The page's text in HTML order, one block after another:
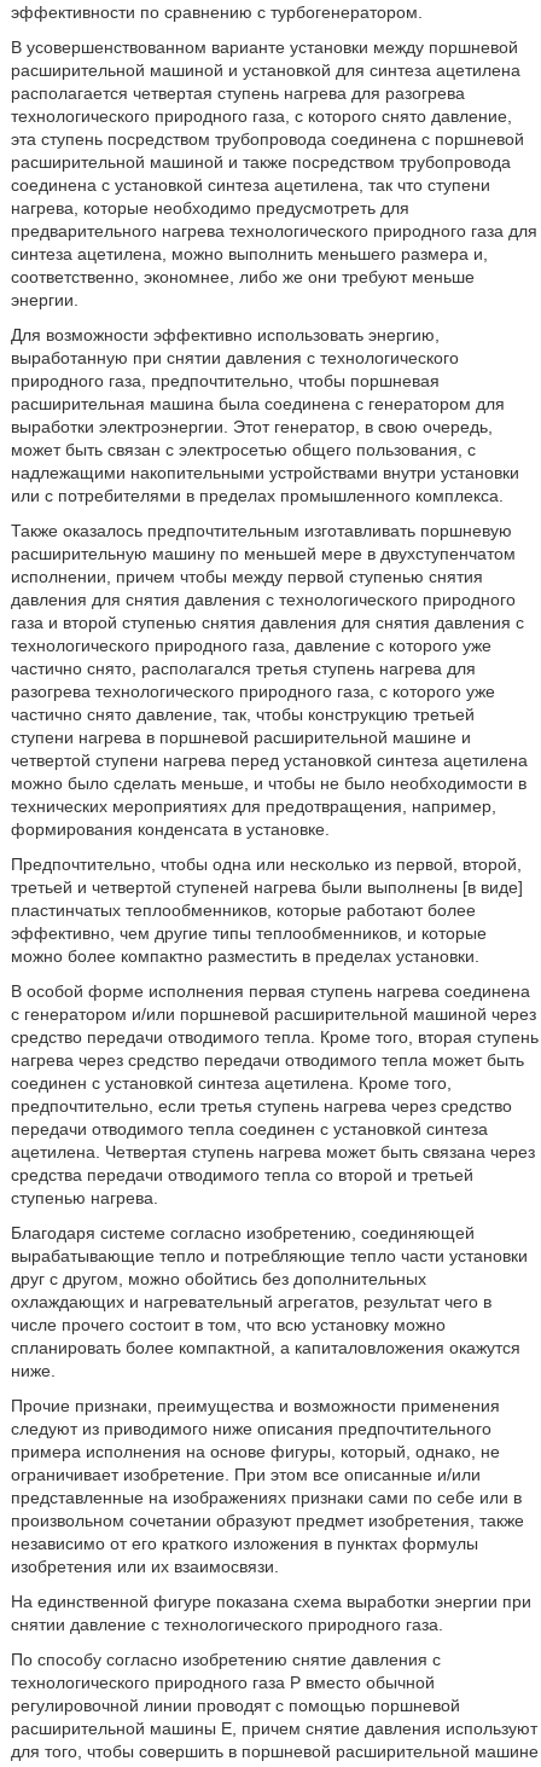
эффективности по сравнению с турбогенератором.
В усовершенствованном варианте установки между поршневой
расширительной машиной и установкой для синтеза ацетилена
располагается четвертая ступень нагрева для разогрева
технологического природного газа, с которого снято давление,
эта ступень посредством трубопровода соединена с поршневой
расширительной машиной и также посредством трубопровода
соединена с установкой синтеза ацетилена, так что ступени
нагрева, которые необходимо предусмотреть для
предварительного нагрева технологического природного газа для
синтеза ацетилена, можно выполнить меньшего размера и,
соответственно, экономнее, либо же они требуют меньше
энергии.
Для возможности эффективно использовать энергию,
выработанную при снятии давления с технологического
природного газа, предпочтительно, чтобы поршневая
расширительная машина была соединена с генератором для
выработки электроэнергии. Этот генератор, в свою очередь,
может быть связан с электросетью общего пользования, с
надлежащими накопительными устройствами внутри установки
или с потребителями в пределах промышленного комплекса.
Также оказалось предпочтительным изготавливать поршневую
расширительную машину по меньшей мере в двухступенчатом
исполнении, причем чтобы между первой ступенью снятия
давления для снятия давления с технологического природного
газа и второй ступенью снятия давления для снятия давления с
технологического природного газа, давление с которого уже
частично снято, располагался третья ступень нагрева для
разогрева технологического природного газа, с которого уже
частично снято давление, так, чтобы конструкцию третьей
ступени нагрева в поршневой расширительной машине и
четвертой ступени нагрева перед установкой синтеза ацетилена
можно было сделать меньше, и чтобы не было необходимости в
технических мероприятиях для предотвращения, например,
формирования конденсата в установке.
Предпочтительно, чтобы одна или несколько из первой, второй,
третьей и четвертой ступеней нагрева были выполнены [в виде]
пластинчатых теплообменников, которые работают более
эффективно, чем другие типы теплообменников, и которые
можно более компактно разместить в пределах установки.
В особой форме исполнения первая ступень нагрева соединена
с генератором и/или поршневой расширительной машиной через
средство передачи отводимого тепла. Кроме того, вторая ступень
нагрева через средство передачи отводимого тепла может быть
соединен с установкой синтеза ацетилена. Кроме того,
предпочтительно, если третья ступень нагрева через средство
передачи отводимого тепла соединен с установкой синтеза
ацетилена. Четвертая ступень нагрева может быть связана через
средства передачи отводимого тепла со второй и третьей
ступенью нагрева.
Благодаря системе согласно изобретению, соединяющей
вырабатывающие тепло и потребляющие тепло части установки
друг с другом, можно обойтись без дополнительных
охлаждающих и нагревательный агрегатов, результат чего в
числе прочего состоит в том, что всю установку можно
спланировать более компактной, а капиталовложения окажутся
ниже.
Прочие признаки, преимущества и возможности применения
следуют из приводимого ниже описания предпочтительного
примера исполнения на основе фигуры, который, однако, не
ограничивает изобретение. При этом все описанные и/или
представленные на изображениях признаки сами по себе или в
произвольном сочетании образуют предмет изобретения, также
независимо от его краткого изложения в пунктах формулы
изобретения или их взаимосвязи.
На единственной фигуре показана схема выработки энергии при
снятии давление с технологического природного газа.
По способу согласно изобретению снятие давления с
технологического природного газа P вместо обычной
регулировочной линии проводят с помощью поршневой
расширительной машины E, причем снятие давления используют
для того, чтобы совершить в поршневой расширительной машине